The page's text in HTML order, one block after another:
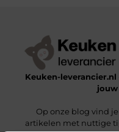
Keuken-
Op onze blog vind
artikelen met nuttige